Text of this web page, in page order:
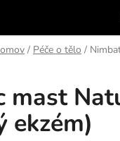
/ Péče o tělo /
mast
ekzém)